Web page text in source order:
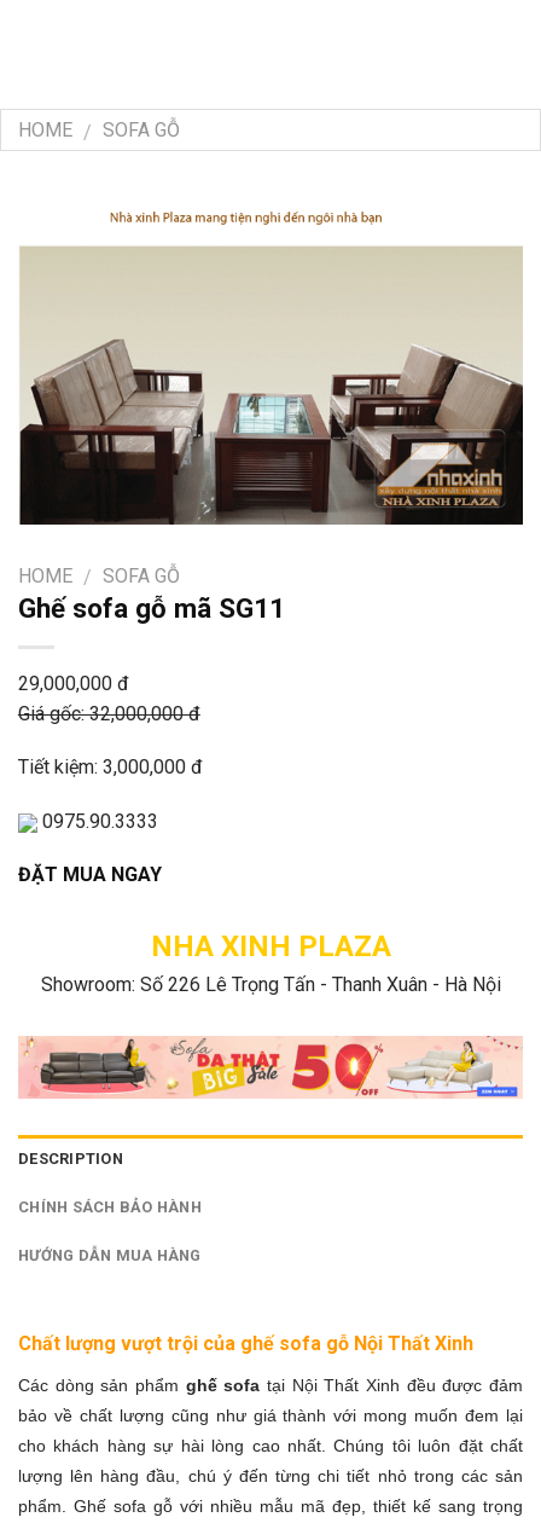
HOME / SOFA GỖ
HOME / SOFA GỖ
Ghế sofa gỗ mã SG11
29,000,000 đ
Giá gốc: 32,000,000 đ
Tiết kiệm: 3,000,000 đ
0975.90.3333
ĐẶT MUA NGAY
NHA XINH PLAZA
Showroom: Số 226 Lê Trọng Tấn - Thanh Xuân - Hà Nội
DESCRIPTION
CHÍNH SÁCH BẢO HÀNH
HƯỚNG DẪN MUA HÀNG
Chất lượng vượt trội của ghế sofa gỗ Nội Thất Xinh
Các dòng sản phẩm ghế sofa tại Nội Thất Xinh đều được đảm
bảo về chất lượng cũng như giá thành với mong muốn đem lại
cho khách hàng sự hài lòng cao nhất. Chúng tôi luôn đặt chất
lượng lên hàng đầu, chú ý đến từng chi tiết nhỏ trong các sản
phẩm. Ghế sofa gỗ với nhiều mẫu mã đẹp, thiết kế sang trọng